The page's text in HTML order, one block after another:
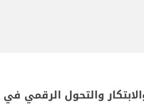
الاتساق والابتكار والتحول الرقمي في